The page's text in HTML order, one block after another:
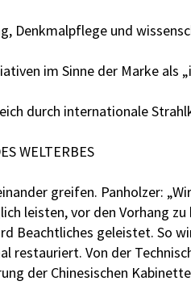
Denkmalpflege und
im Sinne der Marke als
durch internationale
WELTERBES
greifen. Panholzer:
leisten, vor den Vorhang
Beachtliches geleistet. So
restauriert. Von der
der Chinesischen